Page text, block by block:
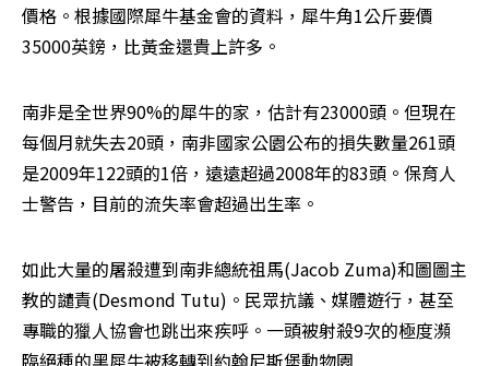
價格。根據國際犀牛基金會的資料，犀牛角1公斤要價
35000英鎊，比黃金還貴上許多。
南非是全世界90%的犀牛的家，估計有23000頭。但現在
每個月就失去20頭，南非國家公園公布的損失數量261頭
是2009年122頭的1倍，遠遠超過2008年的83頭。保育人
士警告，目前的流失率會超過出生率。
如此大量的屠殺遭到南非總統祖馬(Jacob Zuma)和圖圖主
教的譴責(Desmond Tutu)。民眾抗議、媒體遊行，甚至
專職的獵人協會也跳出來疾呼。一頭被射殺9次的極度瀕
臨絕種的黑犀牛被移轉到約翰尼斯堡動物園